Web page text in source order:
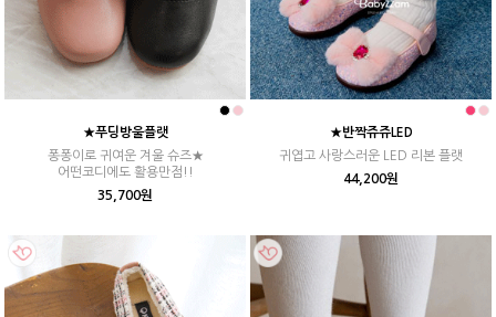
★푸딩방울플랫
퐁퐁이로 귀여운 겨울 슈즈★
어떤코디에도 활용만점!!
35,700원
★반짝쥬쥬LED
귀엽고 사랑스러운 LED 리본 플랫
44,200원